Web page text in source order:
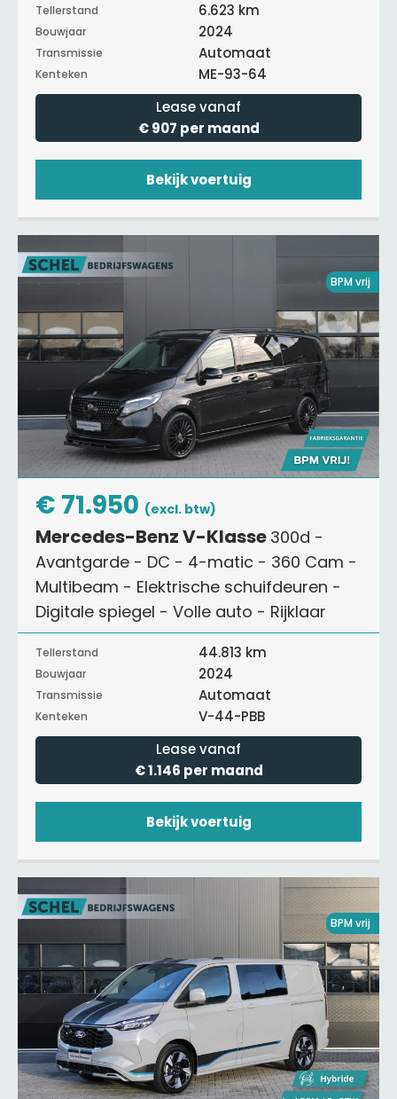
Tellerstand 6.623 km
Bouwjaar 2024
Transmissie Automaat
Kenteken
ME-93-64
Lease vanaf
€ 907 per maand
Bekijk voertuig
BPM vrij
€ 71.950 (excl. btw)
Mercedes-Benz V-Klasse 300d -
Avantgarde - DC - 4-matic - 360 Cam -
Multibeam - Elektrische schuifdeuren -
Digitale spiegel - Volle auto - Rijklaar
Tellerstand 44.813 km
Bouwjaar 2024
Transmissie Automaat
Kenteken
V-44-PBB
Lease vanaf
€ 1.146 per maand
Bekijk voertuig
BPM vrij